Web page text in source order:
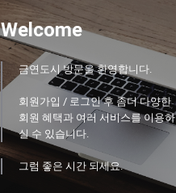
Welcome
금연도시 방문을 환영합니다.
회원가입 / 로그인 후 좀더 다양한
회원 혜택과 여러 서비스를 이용하
실 수 있습니다.
그럼 좋은 시간 되세요.